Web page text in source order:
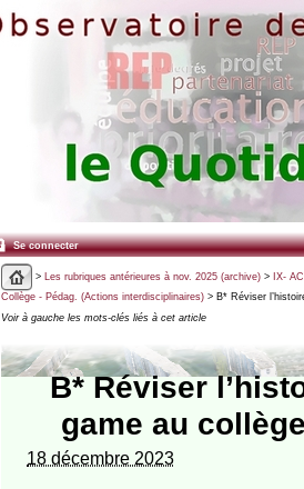
Se connecter
> Les rubriques antérieures à nov. 2025 (archive)> IX-
Collège - Pédag. (Actions interdisciplinaires)> B* Réviser
Voir à gauche les mots-clés liés à cet article
B* Réviser
game au
18 décembre 2023